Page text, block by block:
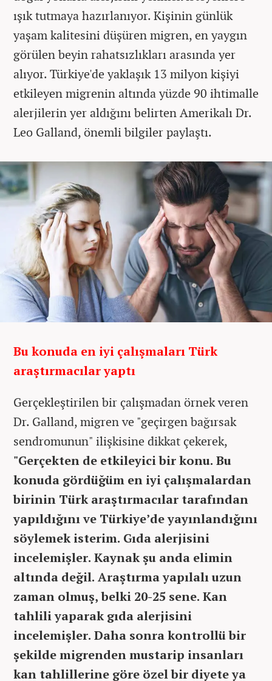
ışık tutmaya hazırlanıyor. Kişinin günlük
yaşam kalitesini düşüren migren, en yaygın
görülen beyin rahatsızlıkları arasında yer
alıyor. Türkiye'de yaklaşık 13 milyon kişiyi
etkileyen migrenin altında yüzde 90 ihtimalle
alerjilerin yer aldığını belirten Amerikalı Dr.
Leo Galland, önemli bilgiler paylaştı.
Bu konuda en iyi çalışmaları Türk
araştırmacılar yaptı
Gerçekleştirilen bir çalışmadan örnek veren
Dr. Galland, migren ve "geçirgen bağırsak
sendromunun" ilişkisine dikkat çekerek,
"Gerçekten de etkileyici bir konu. Bu
konuda gördüğüm en iyi çalışmalardan
birinin Türk araştırmacılar tarafından
yapıldığını ve Türkiye’de yayınlandığını
söylemek isterim. Gıda alerjisini
incelemişler. Kaynak şu anda elimin
altında değil. Araştırma yapılalı uzun
zaman olmuş, belki 20-25 sene. Kan
tahlili yaparak gıda alerjisini
incelemişler. Daha sonra kontrollü bir
şekilde migrenden mustarip insanları
kan tahlillerine göre özel bir diyete ya